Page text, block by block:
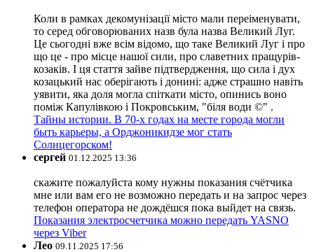
Коли в рамках декомунізації місто мали переіменувати,
то серед обговорюваних назв була назва Великий Луг.
Це сьогодні вже всім відомо, що таке Великий Луг і про
що це - про місце нашої сили, про славетних пращурів-
козаків. І ця стаття зайве підтвердження, що сила і дух
козацький нас оберігають і донині: адже страшно навіть
уявити, яка доля могла спіткати місто, опинись воно
поміж Капулівкою і Покровським, "біля води ©" .
Тайны истории. В 70-х годах на месте города могли
быть карьеры, а Орджоникидзе мог стать
Солнцегорском!
сергей 01.12.2025 13:36
скажите пожалуйста кому нужны показания счётчика
мне или вам его не возможно передать и на запрос через
телефон оператора не дождёшся пока выйдет на связь.
Показания электросчетчика можно передать YASNO
через Viber
Лео 09.11.2025 17:56